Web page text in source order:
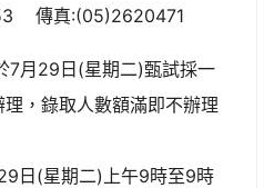
傳真:(05)2620471
7月29日(星期二)甄試採一
，錄取人數額滿即不辦理
(星期二)上午9時至9時